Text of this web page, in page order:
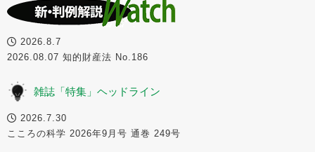
2026.8.7
2026.08.07 知的財産法 No.186
雑誌「特集」ヘッドライン
2026.7.30
こころの科学 2026年9月号 通巻 249号